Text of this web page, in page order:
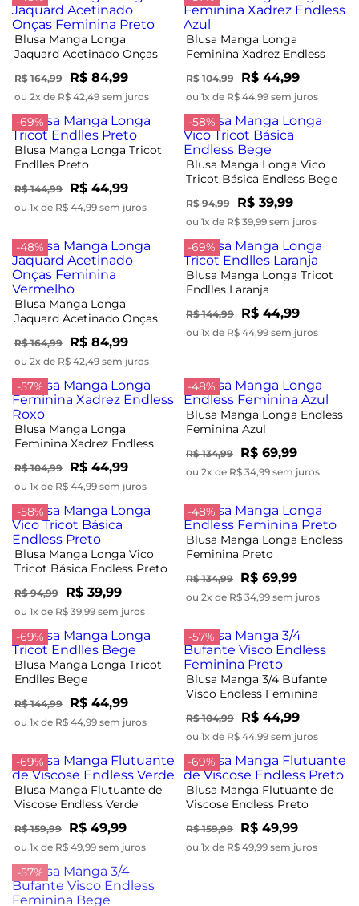
Blusa Manga Longa
Jaquard Acetinado Onças
Feminina Preto
R$ 164,99 R$ 84,99
ou 2x de R$ 42,49 sem juros
Blusa Manga Longa
Feminina Xadrez Endless
R$ 104,99 R$ 44,99
ou 1x de R$ 44,99 sem juros
-69%
Blusa Manga Longa Tricot
Endlles Preto
R$ 144,99 R$ 44,99
ou 1x de R$ 44,99 sem juros
-58%
Blusa Manga Longa Vico
Tricot Básica Endless Bege
R$ 94,99 R$ 39,99
ou 1x de R$ 39,99 sem juros
-48%
Blusa Manga Longa
Jaquard Acetinado Onças
Feminina Vermelho
R$ 164,99 R$ 84,99
ou 2x de R$ 42,49 sem juros
-69%
Blusa Manga Longa Tricot
Endlles Laranja
R$ 144,99 R$ 44,99
ou 1x de R$ 44,99 sem juros
-57%
Blusa Manga Longa
Feminina Xadrez Endless
R$ 104,99 R$ 44,99
ou 1x de R$ 44,99 sem juros
-48%
Blusa Manga Longa Endless
Feminina Azul
R$ 134,99 R$ 69,99
ou 2x de R$ 34,99 sem juros
-58%
Blusa Manga Longa Vico
Tricot Básica Endless Preto
R$ 94,99 R$ 39,99
ou 1x de R$ 39,99 sem juros
-48%
Blusa Manga Longa Endless
Feminina Preto
R$ 134,99 R$ 69,99
ou 2x de R$ 34,99 sem juros
-69%
Blusa Manga Longa Tricot
Endlles Bege
R$ 144,99 R$ 44,99
ou 1x de R$ 44,99 sem juros
-57%
Blusa Manga 3/4 Bufante
Visco Endless Feminina
R$ 104,99 R$ 44,99
ou 1x de R$ 44,99 sem juros
-69%
Blusa Manga Flutuante de
Viscose Endless Verde
R$ 159,99 R$ 49,99
ou 1x de R$ 49,99 sem juros
-69%
Blusa Manga Flutuante de
Viscose Endless Preto
R$ 159,99 R$ 49,99
ou 1x de R$ 49,99 sem juros
-57%